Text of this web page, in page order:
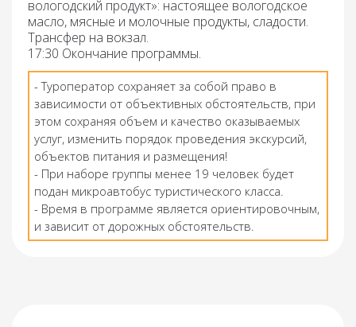
вологодский продукт»: настоящее вологодское
масло, мясные и молочные продукты, сладости.
Трансфер на вокзал.
17:30 Окончание программы.
- Туроператор сохраняет за собой право в
зависимости от объективных обстоятельств, при
этом сохраняя объем и качество оказываемых
услуг, изменить порядок проведения экскурсий,
объектов питания и размещения!
- При наборе группы менее 19 человек будет
подан микроавтобус туристического класса.
- Время в программе является ориентировочным,
и зависит от дорожных обстоятельств.